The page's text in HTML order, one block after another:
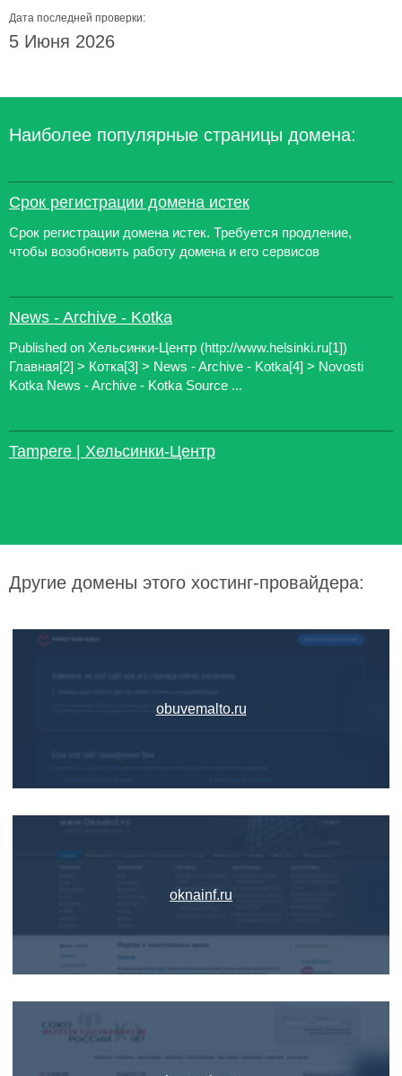
Дата последней проверки:
5 Июня 2026
Наиболее популярные страницы домена:
Срок регистрации домена истек
Срок регистрации домена истек. Требуется продление,
чтобы возобновить работу домена и его сервисов
News - Archive - Kotka
Published on Хельсинки-Центр (http://www.helsinki.ru[1])
Главная[2] > Котка[3] > News - Archive - Kotka[4] > Novosti
Kotka News - Archive - Kotka Source ...
Tampere | Хельсинки-Центр
Другие домены этого хостинг-провайдера:
obuvemalto.ru
oknainf.ru